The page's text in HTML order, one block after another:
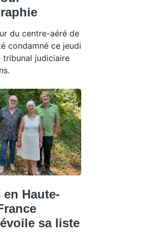
du centre-aéré de
condamné ce jeudi
judiciaire
Haute-
sa liste